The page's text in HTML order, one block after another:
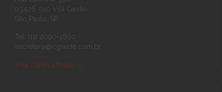
Veja como chegar →